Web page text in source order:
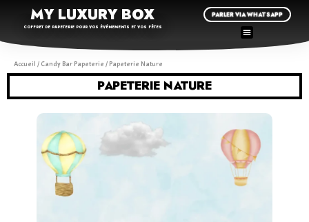
MY LUXURY BOX
COFFRET DE PAPETERIE POUR VOS ÉVÉNEMENTS ET VOS FÊTES
PARLER VIA WHATSAPP
Accueil / Candy Bar Papeterie / Papeterie Nature
PAPETERIE NATURE